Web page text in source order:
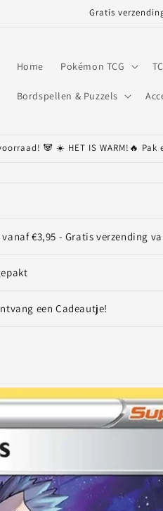
Gratis
Home Pokémon TCG
Bordspellen & Puzzels
🐼 ☀️ HET IS WARM!🔥
€3,95 - Gratis verzending
een Cadeautje!